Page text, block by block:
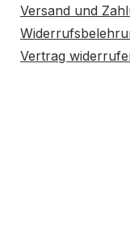
Versand und
Vertrag